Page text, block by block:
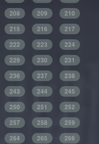
208 209
210
215 216
217
222 223
224
229 230
231
236 237
238
243 244
245
250 251
252
257 258
259
264 265 266